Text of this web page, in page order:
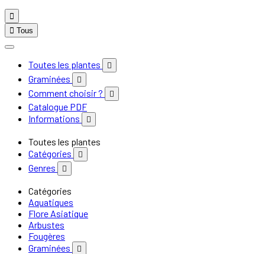

 Tous
Toutes les plantes 
Graminées 
Comment choisir ? 
Catalogue PDF
Informations

Toutes les plantes
Catégories

Genres 
Catégories
Aquatiques
Flore Asiatique
Arbustes
Fougères
Graminées
